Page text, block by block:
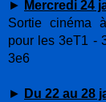
► Mercredi 24
Sortie cinéma
pour les 3eT1 -
3e6
► Du 22 au 28